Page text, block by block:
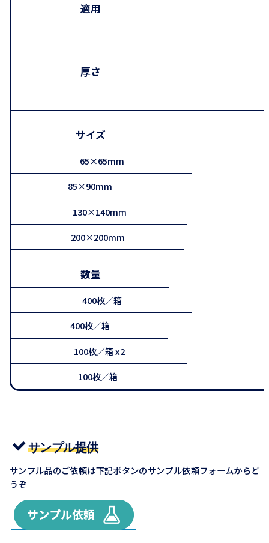
適用
厚さ
サイズ
65×65mm
85×90mm
130×140mm
200×200mm
数量
400枚／箱
400枚／箱
100枚／箱 x2
100枚／箱
サンプル提供
サンプル品のご依頼は下記ボタンのサンプル依頼フォームからど
うぞ